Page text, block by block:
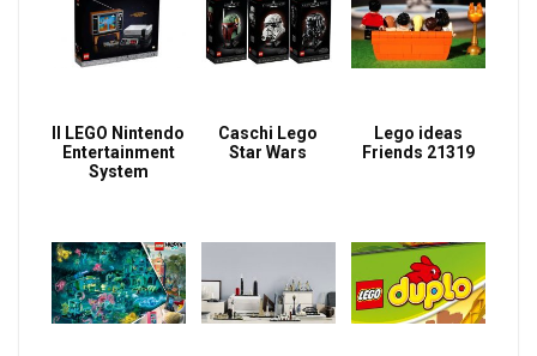
Il LEGO Nintendo
Entertainment
System
Caschi Lego
Star Wars
Lego ideas
Friends 21319